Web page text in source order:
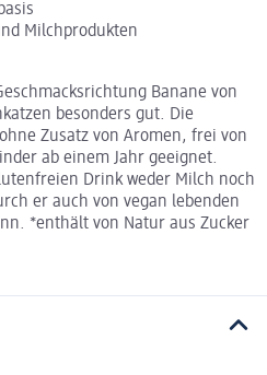
Milchprodukten
Banane von
besonders gut. Die
Zusatz von Aromen, frei von
ab einem Jahr geeignet.
Drink weder Milch noch
er auch von vegan lebenden
*enthält von Natur aus Zucker